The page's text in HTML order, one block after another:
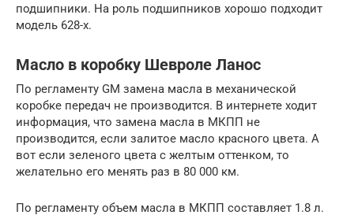
подшипники. На роль подшипников хорошо подходит
модель 628-х.
Масло в коробку Шевроле Ланос
По регламенту GM замена масла в механической
коробке передач не производится. В интернете ходит
информация, что замена масла в МКПП не
производится, если залитое масло красного цвета. А
вот если зеленого цвета с желтым оттенком, то
желательно его менять раз в 80 000 км.
По регламенту объем масла в МКПП составляет 1.8 л.